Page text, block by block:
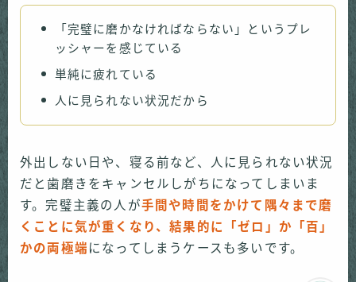
「完璧に磨かなければならない」というプレ
ッシャーを感じている
単純に疲れている
人に見られない状況だから
外出しない日や、寝る前など、人に見られない状況
だと歯磨きをキャンセルしがちになってしまいま
す。完璧主義の人が手間や時間をかけて隅々まで磨
くことに気が重くなり、結果的に「ゼロ」か「百」
かの両極端 になってしまうケースも多いです。